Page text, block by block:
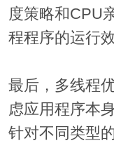
度策略和CPU
程程序的运行效
最后，多线程
虑应用程序本
针对不同类型